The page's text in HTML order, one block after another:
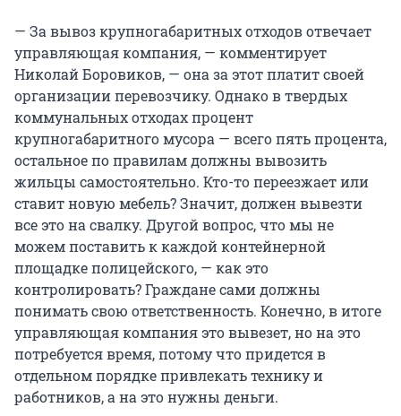
— За вывоз крупногабаритных отходов отвечает
управляющая компания, — комментирует
Николай Боровиков, — она за этот платит своей
организации перевозчику. Однако в твердых
коммунальных отходах процент
крупногабаритного мусора — всего пять процента,
остальное по правилам должны вывозить
жильцы самостоятельно. Кто-то переезжает или
ставит новую мебель? Значит, должен вывезти
все это на свалку. Другой вопрос, что мы не
можем поставить к каждой контейнерной
площадке полицейского, — как это
контролировать? Граждане сами должны
понимать свою ответственность. Конечно, в итоге
управляющая компания это вывезет, но на это
потребуется время, потому что придется в
отдельном порядке привлекать технику и
работников, а на это нужны деньги.